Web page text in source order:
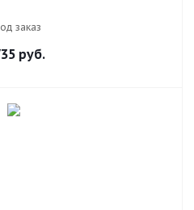
заказ
руб.